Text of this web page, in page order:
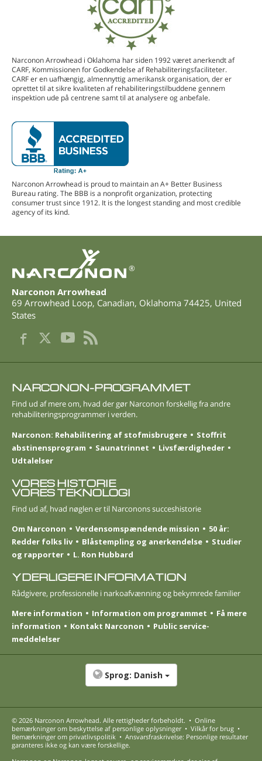
Narconon Arrowhead i Oklahoma har siden 1992 været anerkendt af
CARF, Kommissionen for Godkendelse af Rehabiliteringsfaciliteter.
CARF er en uafhængig, almennyttig amerikansk organisation, der er
oprettet til at sikre kvaliteten af rehabiliteringstilbuddene gennem
inspektion ude på centrene samt til at analysere og anbefale.
Narconon Arrowhead is proud to maintain an A+ Better Business
Bureau rating. The BBB is a nonprofit organization, protecting
consumer trust since 1912. It is the longest standing and most credible
agency of its kind.
®
Narconon Arrowhead
69 Arrowhead Loop, Canadian, Oklahoma 74425, United
States
NARCONON-PROGRAMMET
Find ud af mere om, hvad der gør Narconon forskellig fra andre
rehabiliteringsprogrammer i verden.
Narconon: Rehabilitering af stofmisbrugere
Stoffrit
abstinensprogram
Saunatrinnet
Livsfærdigheder
Udtalelser
VORES HISTORIE
VORES TEKNOLOGI
Find ud af, hvad nøglen er til Narconons succeshistorie
Om Narconon
Verdensomspændende mission
50 år:
Redder folks liv
Blåstempling og anerkendelse
Studier
og rapporter
L. Ron Hubbard
YDERLIGERE INFORMATION
Rådgivere, professionelle i narkoafvænning og bekymrede familier
Mere information
Information om programmet
Få mere
information
Kontakt Narconon
Public service-
meddelelser
Sprog: Danish
© 2026 Narconon Arrowhead. Alle rettigheder forbeholdt. • Online
bemærkninger om beskyttelse af personlige oplysninger• Vilkår for brug •
Bemærkninger om privatlivspolitik • Ansvarsfraskrivelse: Personlige resultater
garanteres ikke og kan være forskellige.